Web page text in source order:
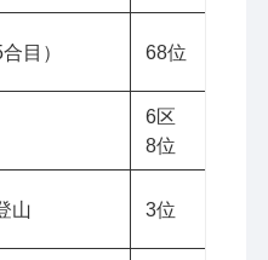
目） 68位
6区
8位
山 3位